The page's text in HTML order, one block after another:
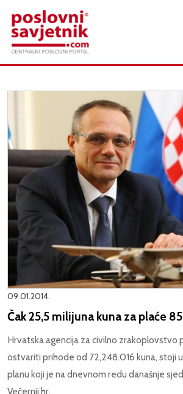
09.01.2014.
Čak 25,5 milijuna kuna za plaće
Hrvatska agencija za civilno zrakoplovstvo
ostvariti prihode od 72,248.016 kuna, stoji
planu koji je na dnevnom redu današnje
Večernji.hr.